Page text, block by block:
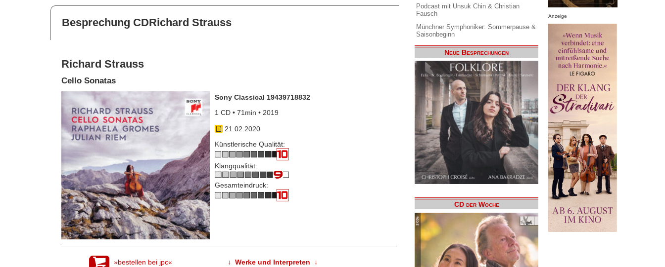
Besprechung CDRichard Strauss
Richard Strauss
Cello Sonatas
Sony Classical 19439718832
1 CD • 71min • 2019
21.02.2020
Künstlerische Qualität:
Klangqualität:
Gesamteindruck:
»bestellen bei jpc« ↓ Werke und Interpreten ↓
Podcast mit Unsuk Chin & Christian
Fausch
Münchner Symphoniker: Sommerpause &
Saisonbeginn
Neue Besprechungen
CD der Woche
Anzeige